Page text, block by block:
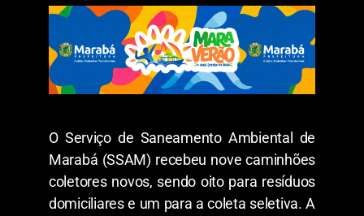
O Serviço de Saneamento Ambiental de
Marabá (SSAM) recebeu nove caminhões
coletores novos, sendo oito para resíduos
domiciliares e um para a coleta seletiva. A